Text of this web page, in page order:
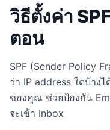
วิธีตั้งค่า
ตอน
SPF (Sender Policy
ว่า IP address ใดบ้าง
ของคุณ ช่วยป้องกัน
จะเข้า Inbox